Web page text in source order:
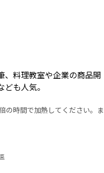
、料理教室や企業の商品開
も人気。
の時間で加熱してください。ま